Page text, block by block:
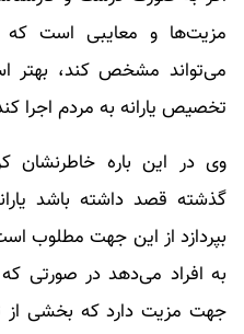
مزیت‌ها و معایبی است که
می‌تواند مشخص کند، بهتر
تخصیص یارانه به مردم اجرا
وی در این باره خاطرنشان
گذشته قصد داشته باشد
بپردازد از این جهت مطلوب
به افراد می‌دهد در صورتی
جهت مزیت دارد که بخشی از